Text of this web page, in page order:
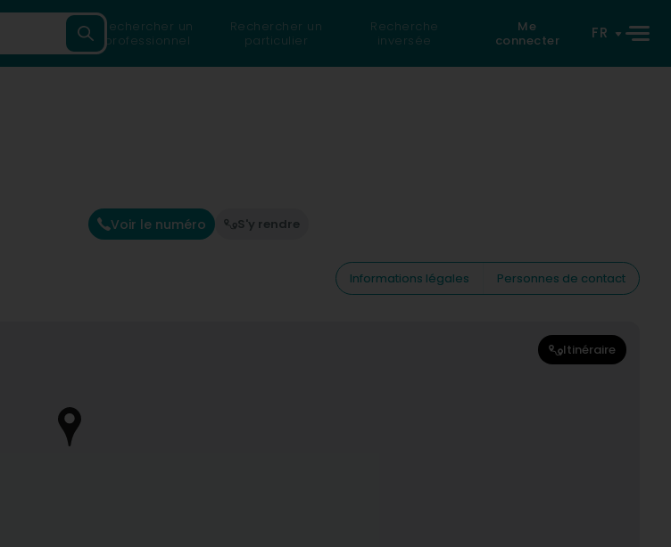
Rechercher un
professionnel
Rechercher un
particulier
Recherche
inversée
Me
connecter
FR
Voir le numéro S'y rendre
Informations légales
Personnes de contact
Itinéraire